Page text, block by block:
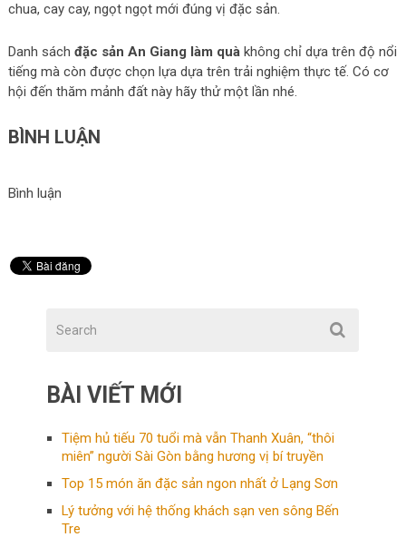
chua, cay cay, ngọt ngọt mới đúng vị đặc sản.
Danh sách đặc sản An Giang làm quàkhông chỉ dựa trên độ nổi
tiếng mà còn được chọn lựa dựa trên trải nghiệm thực tế. Có cơ
hội đến thăm mảnh đất này hãy thử một lần nhé.
BÌNH LUẬN
Bình luận
BÀI VIẾT MỚI
Tiệm hủ tiếu 70 tuổi mà vẫn Thanh Xuân, “thôi
miên” người Sài Gòn bằng hương vị bí truyền
Top 15 món ăn đặc sản ngon nhất ở Lạng Sơn
Lý tưởng với hệ thống khách sạn ven sông Bến
Tre